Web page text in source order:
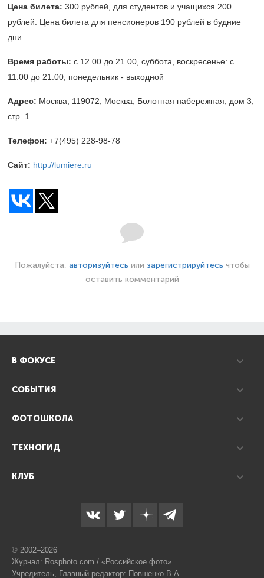
Цена билета: 300 рублей, для студентов и учащихся 200
рублей. Цена билета для пенсионеров 190 рублей в будние
дни.
Время работы: с 12.00 до 21.00, суббота, воскресенье: с
11.00 до 21.00, понедельник - выходной
Адрес: Москва, 119072, Москва, Болотная набережная, дом 3,
стр. 1
Телефон: +7(495) 228-98-78
Сайт: http://lumiere.ru
Пожалуйста, авторизуйтесь или зарегистрируйтесь чтобы
оставить комментарий
В ФОКУСЕ
СОБЫТИЯ
ФОТОШКОЛА
ТЕХНОГИД
КЛУБ
© 2002–2026
Журнал: Rosphoto.com / «Российское фото»
Учредитель, Главный редактор: Повшенко В.А.